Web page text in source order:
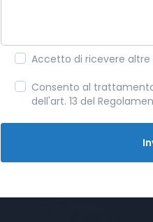
Accetto di ricevere altre
Consento al
dell'art. 13 del